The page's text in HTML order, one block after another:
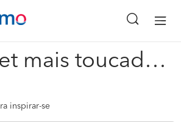
Fotocloset mais toucador #278782
x
inspirar-se